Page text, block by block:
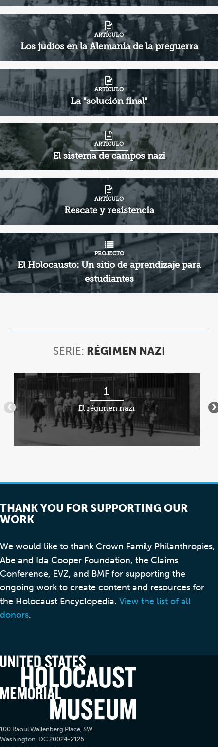
Los judíos en la Alemania de la preguerra
ARTÍCULO
La "solución final"
ARTÍCULO
El sistema de campos nazi
ARTÍCULO
Rescate y resistencia
ARTÍCULO
El Holocausto: Un sitio de aprendizaje para
estudiantes
PROJECTO
SERIE: RÉGIMEN NAZI
NAZI
Artículo
de
9
1
El régimen nazi
•••
THANK YOU FOR SUPPORTING OUR
WORK
We would like to thank Crown Family Philanthropies,
Abe and Ida Cooper Foundation, the Claims
Conference, EVZ, and BMF for supporting the
ongoing work to create content and resources for
the Holocaust Encyclopedia. View the list of all
donors.
100 Raoul Wallenberg Place, SW
Washington, DC 20024-2126